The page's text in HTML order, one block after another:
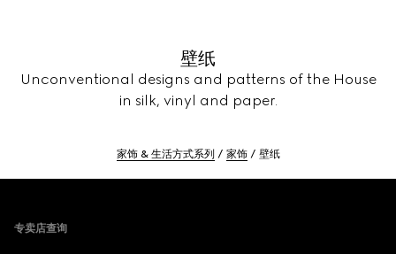
壁纸
Unconventional designs and patterns of the House
in silk, vinyl and paper.
家饰 & 生活方式系列 家饰 壁纸
专卖店查询